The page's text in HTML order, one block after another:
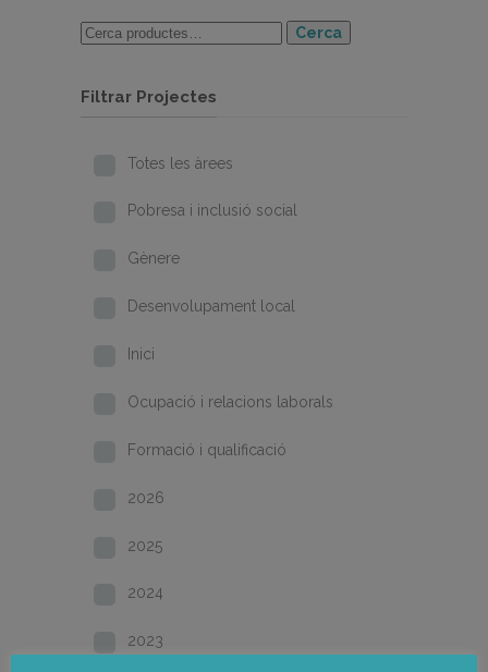
Cerca
Filtrar Projectes
Totes les àrees
Pobresa i inclusió social
Gènere
Desenvolupament local
Inici
Ocupació i relacions laborals
Formació i qualificació
2026
2025
2024
2023